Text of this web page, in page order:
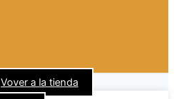
Vover a la tienda